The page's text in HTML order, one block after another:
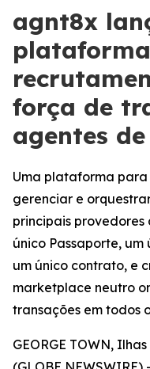
agnt8x
força de
agentes
Uma plataforma
gerenciar e
principais
único Passaporte,
um único contrato, e
marketplace neutro
transações em todos
GEORGE TOWN,